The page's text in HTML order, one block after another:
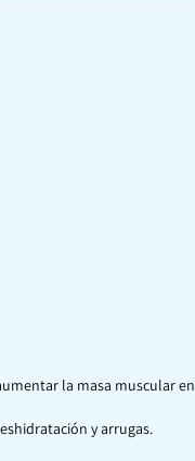
la masa muscular en
y arrugas.